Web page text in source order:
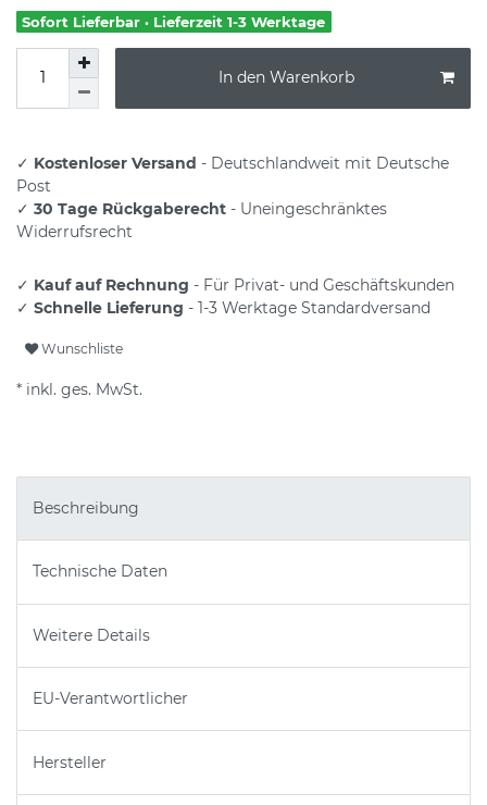
Sofort Lieferbar · Lieferzeit 1-3 Werktage
In den Warenkorb
✓ Kostenloser Versand - Deutschlandweit mit Deutsche
Post
✓ 30 Tage Rückgaberecht - Uneingeschränktes
Widerrufsrecht
✓ Kauf auf Rechnung - Für Privat- und Geschäftskunden
✓ Schnelle Lieferung - 1-3 Werktage Standardversand
Wunschliste
* inkl. ges. MwSt.
Beschreibung
Technische Daten
Weitere Details
EU-Verantwortlicher
Hersteller